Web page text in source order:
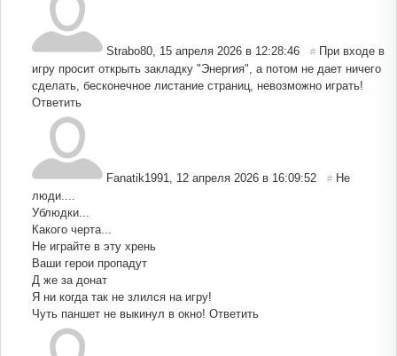
Strabo80 15 апреля 2026 в 12:28:46 # При входе в
игру просит открыть закладку "Энергия", а потом не дает ничего
сделать, бесконечное листание страниц, невозможно играть!
Ответить
Fanatik1991 12 апреля 2026 в 16:09:52 # Не
люди....
Ублюдки...
Какого черта...
Не играйте в эту хрень
Ваши герои пропадут
Д же за донат
Я ни когда так не злился на игру!
Чуть паншет не выкинул в окно! Ответить